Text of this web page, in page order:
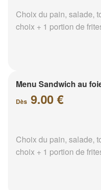
Choix du pain, salade,
choix + 1 portion de
Menu Sandwich au
Dès 9.00 €
Choix du pain, salade,
choix + 1 portion de